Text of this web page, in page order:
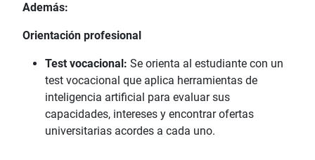
Además:
Orientación profesional
Test vocacional: Se orienta al estudiante con un
test vocacional que aplica herramientas de
inteligencia artificial para evaluar sus
capacidades, intereses y encontrar ofertas
universitarias acordes a cada uno.